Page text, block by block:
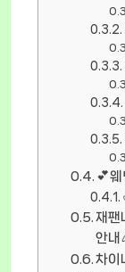
💕
재
안내
차